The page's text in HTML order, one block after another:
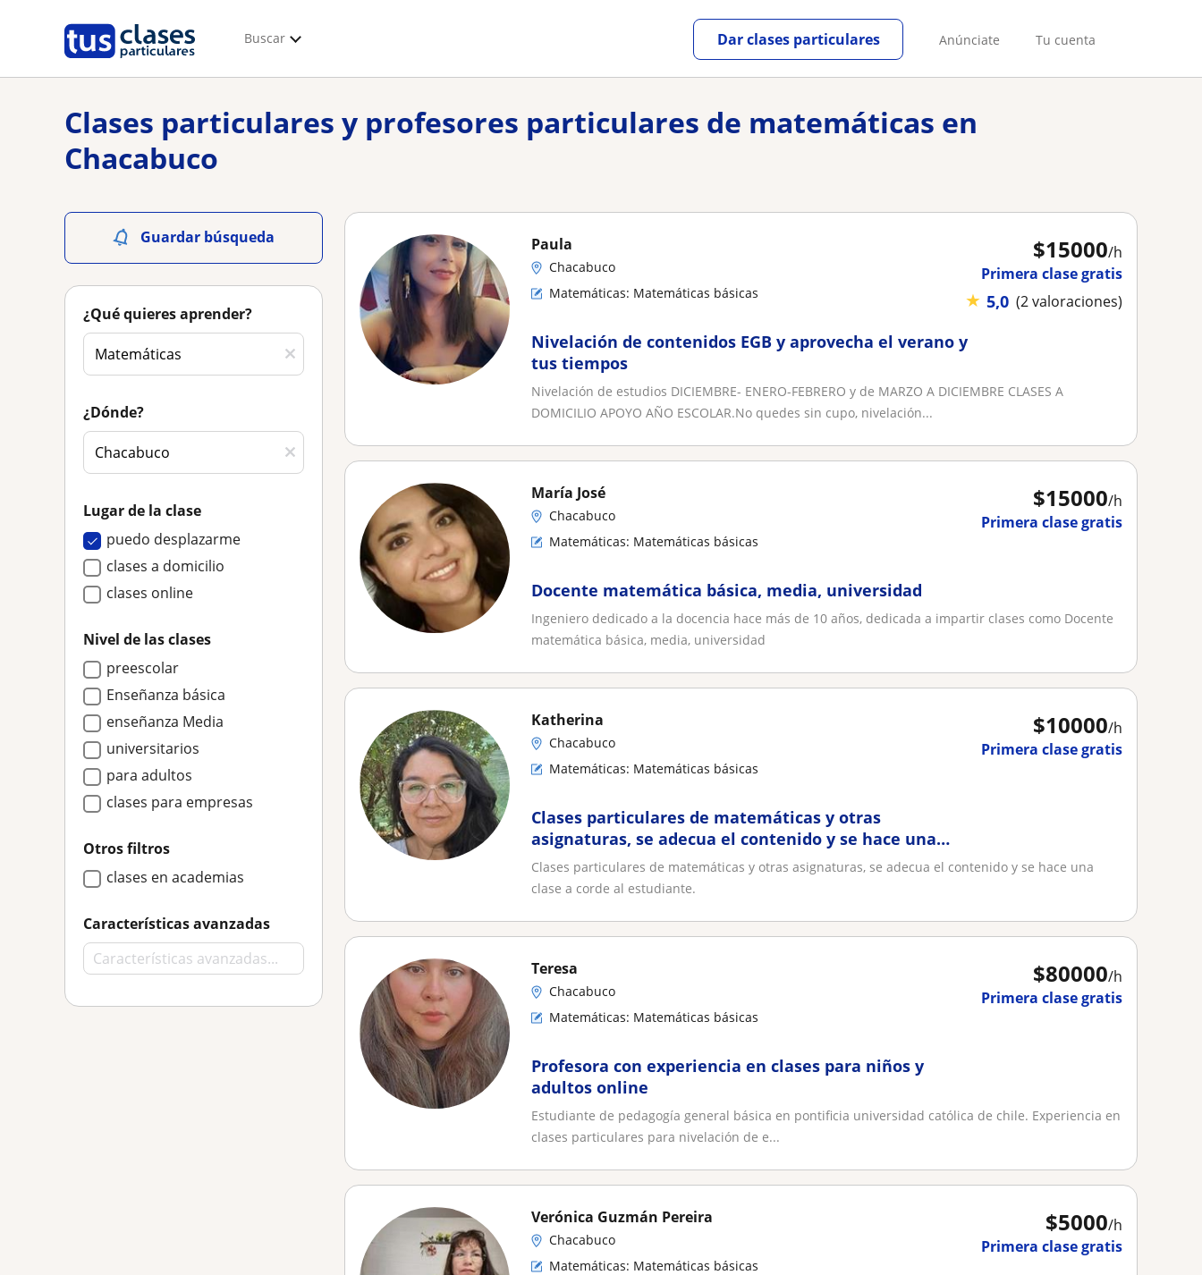
Buscar Anúnciate Tu cuenta
Dar clases particulares
Clases particulares y profesores particulares de matemáticas en
Chacabuco
Guardar búsqueda
¿Qué quieres aprender?
¿Dónde?
Lugar de la clase
puedo desplazarme
clases a domicilio
clases online
Nivel de las clases
preescolar
Enseñanza básica
enseñanza Media
universitarios
para adultos
clases para empresas
Otros filtros
clases en academias
Características avanzadas
$15000/h
Primera clase gratis
★ 5,0 (2 valoraciones)
Paula
Chacabuco
Matemáticas: Matemáticas básicas
Nivelación de contenidos EGB y aprovecha el verano y
tus tiempos
Nivelación de estudios DICIEMBRE- ENERO-FEBRERO y de MARZO A DICIEMBRE CLASES A
DOMICILIO APOYO AÑO ESCOLAR.No quedes sin cupo, nivelación...
$15000/h
Primera clase gratis
María José
Chacabuco
Matemáticas: Matemáticas básicas
Docente matemática básica, media, universidad
Ingeniero dedicado a la docencia hace más de 10 años, dedicada a impartir clases como Docente
matemática básica, media, universidad
$10000/h
Primera clase gratis
Katherina
Chacabuco
Matemáticas: Matemáticas básicas
Clases particulares de matemáticas y otras
asignaturas, se adecua el contenido y se hace una
clase a corde al estudiante
Clases particulares de matemáticas y otras asignaturas, se adecua el contenido y se hace una
clase a corde al estudiante.
$80000/h
Primera clase gratis
Teresa
Chacabuco
Matemáticas: Matemáticas básicas
Profesora con experiencia en clases para niños y
adultos online
Estudiante de pedagogía general básica en pontificia universidad católica de chile. Experiencia en
clases particulares para nivelación de e...
$5000/h
Primera clase gratis
Verónica Guzmán Pereira
Chacabuco
Matemáticas: Matemáticas básicas